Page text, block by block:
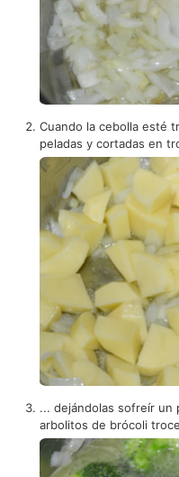
Cuando la cebolla esté
peladas y cortadas en
... dejándolas sofreír un
arbolitos de brócoli